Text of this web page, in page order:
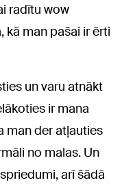
radītu wow
kā man pašai ir ērti
un varu atnākt
ir mana
man der atļauties
no malas. Un
arī šādā